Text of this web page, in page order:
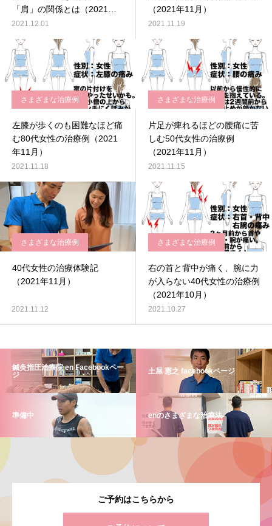
「肩」の関係とは（2021年
12月）
2021.12.01
（2021年11月）
2021.11.19
さまざまな治療例
左膝が歩くのも困難なほど痛
む80代女性の治療例（2021
年11月）
2021.11.18
さまざまな治療例
片足が痺れるほどの腰痛に苦
しむ50代女性の治療例
（2021年11月）
2021.11.15
さまざまな治療例
40代女性の治療体験記
（2021年11月）
2021.11.12
さまざまな治療例
右の首と背中が痛く、腕に力
が入らない40代女性の治療例
（2021年10月）
2021.10.27
鍼灸指圧治療院 en Facebookペー
ジ
土屋 憲之 facebookページ
準備中 enのさまざまな治療法
ご予約はこちらから